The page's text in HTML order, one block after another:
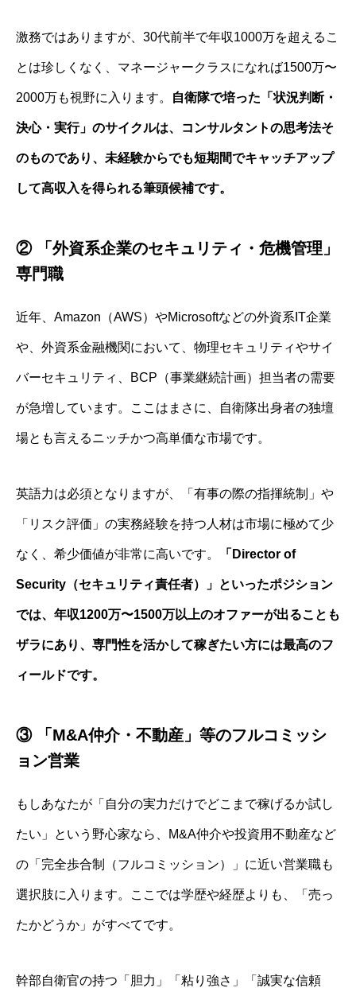
激務ではありますが、30代前半で年収1000万を超えるこ
とは珍しくなく、マネージャークラスになれば1500万〜
2000万も視野に入ります。 自衛隊で培った「状況判断・
決心・実行」のサイクルは、コンサルタントの思考法そ
のものであり、未経験からでも短期間でキャッチアップ
して高収入を得られる筆頭候補です。
② 「外資系企業のセキュリティ・危機管理」
専門職
近年、Amazon（AWS）やMicrosoftなどの外資系IT企業
や、外資系金融機関において、物理セキュリティやサイ
バーセキュリティ、BCP（事業継続計画）担当者の需要
が急増しています。ここはまさに、自衛隊出身者の独壇
場とも言えるニッチかつ高単価な市場です。
英語力は必須となりますが、「有事の際の指揮統制」や
「リスク評価」の実務経験を持つ人材は市場に極めて少
なく、希少価値が非常に高いです。 「Director of
Security（セキュリティ責任者）」といったポジション
では、年収1200万〜1500万以上のオファーが出ることも
ザラにあり、専門性を活かして稼ぎたい方には最高のフ
ィールドです。
③ 「M&A仲介・不動産」等のフルコミッシ
ョン営業
もしあなたが「自分の実力だけでどこまで稼げるか試し
たい」という野心家なら、M&A仲介や投資用不動産など
の「完全歩合制（フルコミッション）」に近い営業職も
選択肢に入ります。ここでは学歴や経歴よりも、「売っ
たかどうか」がすべてです。
幹部自衛官の持つ「胆力」「粘り強さ」「誠実な信頼